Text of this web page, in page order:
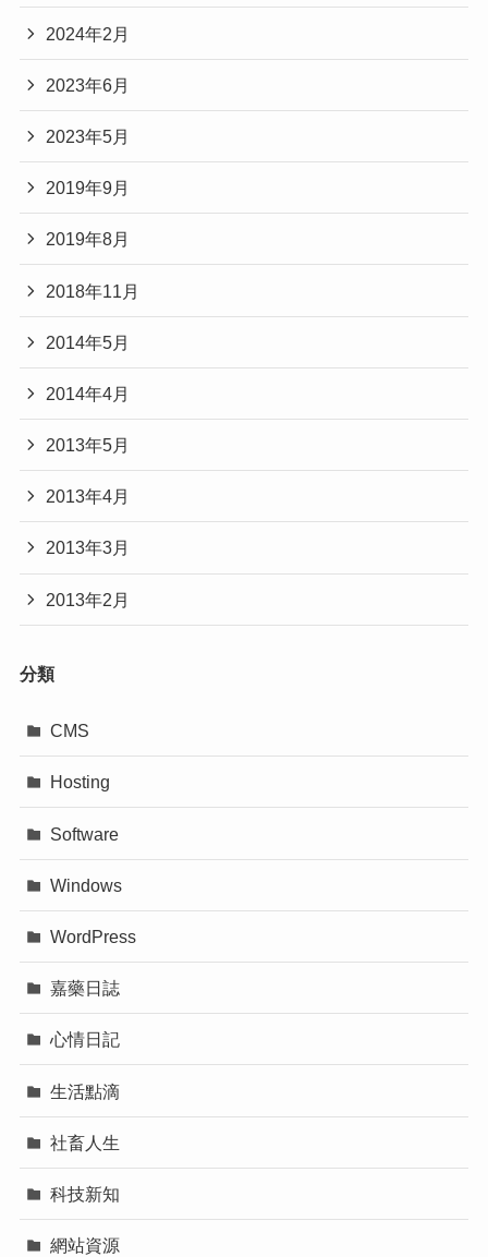
2024年2月
2023年6月
2023年5月
2019年9月
2019年8月
2018年11月
2014年5月
2014年4月
2013年5月
2013年4月
2013年3月
2013年2月
分類
CMS
Hosting
Software
Windows
WordPress
嘉藥日誌
心情日記
生活點滴
社畜人生
科技新知
網站資源